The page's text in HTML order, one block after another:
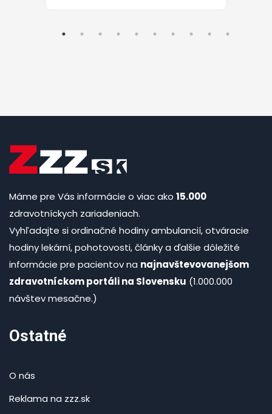
Máme pre Vás informácie o viac ako 15.000
zdravotníckych zariadeniach.
Vyhľadajte si ordinačné hodiny ambulancií, otváracie
hodiny lekární, pohotovosti, články a ďalšie dôležité
informácie pre pacientov na najnavštevovanejšom
zdravotníckom portáli na Slovensku (1.000.000
návštev mesačne.)
Ostatné
O nás
Reklama na zzz.sk